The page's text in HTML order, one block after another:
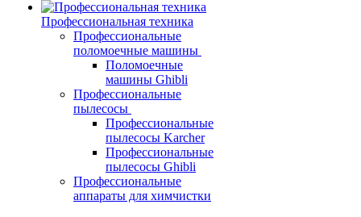
Профессиональная техника
Профессиональные
поломоечные машины
Поломоечные
машины Ghibli
Профессиональные
пылесосы
Профессиональные
пылесосы Karcher
Профессиональные
пылесосы Ghibli
Профессиональные
аппараты для химчистки